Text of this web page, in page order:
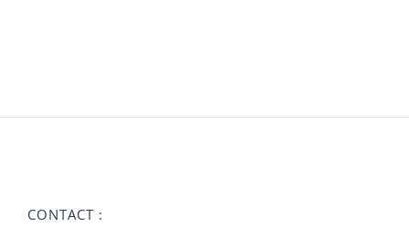
CONTACT :